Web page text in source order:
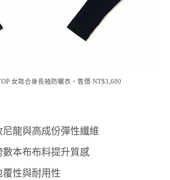
女款合身長袖防曬衣，售價 NT$3,680
龍與高成份彈性纖維
本布布料提升質感
性與耐用性